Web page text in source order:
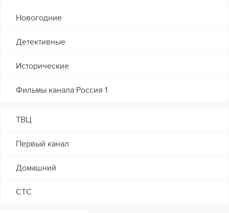
Новогодние
Детективные
Исторические
Фильмы канала Россия 1
ТВЦ
Первый канал
Домашний
СТС